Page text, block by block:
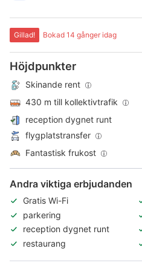
Gillad! Bokad 14 gånger idag
Höjdpunkter
Skinande rent
430 m till kollektivtrafik
reception dygnet runt
flygplatstransfer
Fantastisk frukost
Andra viktiga erbjudanden
Gratis Wi-Fi
parkering
reception dygnet runt
restaurang